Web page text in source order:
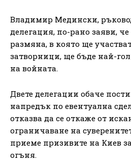
Владимир Медински,
делегация, по-рано заяви,
размяна, в която ще участват
затворници, ще бъде най-
на войната.
Двете делегации обаче
напредък по евентуална
отказва да се откаже от
ограничаване на
приеме призивите на Киев
огъня.